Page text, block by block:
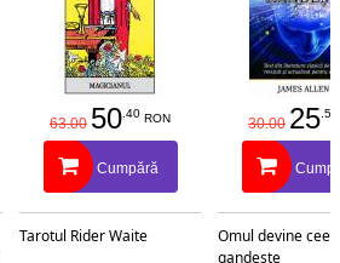
63.00 50 .40 RON
Cumpără
Tarotul Rider Waite
30.00 25 .50
Omul devine
gandeste